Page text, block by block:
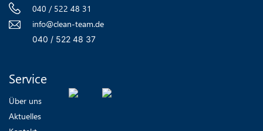
040 / 522 48 31
info@clean-team.de
040 / 522 48 37
Service
Über uns
Aktuelles